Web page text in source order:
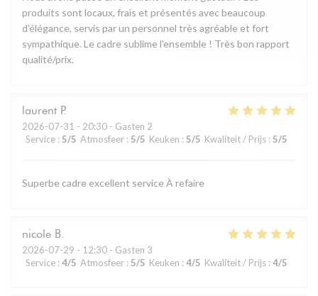
produits sont locaux, frais et présentés avec beaucoup
d'élégance, servis par un personnel très agréable et fort
sympathique. Le cadre sublime l'ensemble ! Très bon rapport
qualité/prix.
laurent P
2026-07-31 - 20:30 - Gasten 2
Service : 5/5 Atmosfeer : 5/5 Keuken : 5/5 Kwaliteit / Prijs : 5/5
Superbe cadre excellent service À refaire
nicole B
2026-07-29 - 12:30 - Gasten 3
Service : 4/5 Atmosfeer : 5/5 Keuken : 4/5 Kwaliteit / Prijs : 4/5